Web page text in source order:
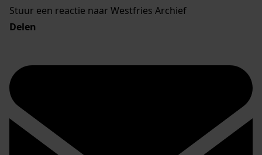
Stuur een reactie naar Westfries Archief
Delen